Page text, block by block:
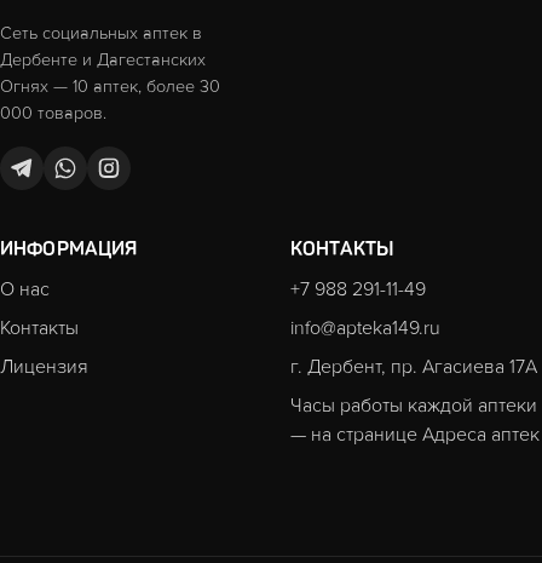
Сеть социальных аптек в
Дербенте и Дагестанских
Огнях — 10 аптек, более 30
000 товаров.
ИНФОРМАЦИЯ
О нас
Контакты
Лицензия
КОНТАКТЫ
+7 988 291-11-49
info@apteka149.ru
г. Дербент, пр. Агасиева 17А
Часы работы каждой аптеки
— на странице Адреса аптек